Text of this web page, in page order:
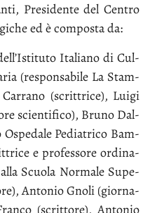
Pre­si­den­te del Cen­tro
ed è com­po­sta da:
Ita­lia­no di Cul­
(re­spon­sa­bi­le La Stam­
(scrit­tri­ce), Lui­gi
scien­ti­fi­co), Bru­no Dal­
Pe­dia­tri­co Bam­
e pro­fes­so­re or­di­na­
Scuo­la Nor­ma­le Su­pe­
An­to­nio Gno­li (gior­na­
(scrit­to­re), An­to­nio